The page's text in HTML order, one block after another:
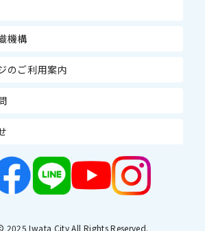
機構
のご利用案内
Iwata City All Rights Reserved.